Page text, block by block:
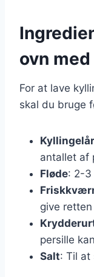
ovn
For at lave
skal du bruge
Kyllingelår
antallet af
Fløde: 2-3
give
persille
Salt: Til at